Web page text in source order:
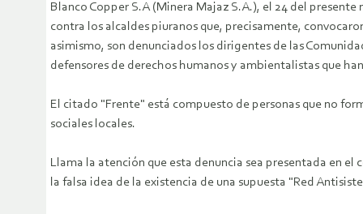
Blanco Copper S.A (Minera Majaz S.A.), el 24 del
contra los alcaldes piuranos que, precisamente,
asimismo, son denunciados los dirigentes de las
defensores de derechos humanos y ambientalistas que
El citado "Frente" está compuesto de personas que no
sociales locales.
Llama la atención que esta denuncia sea presentada en
la falsa idea de la existencia de una supuesta "Red